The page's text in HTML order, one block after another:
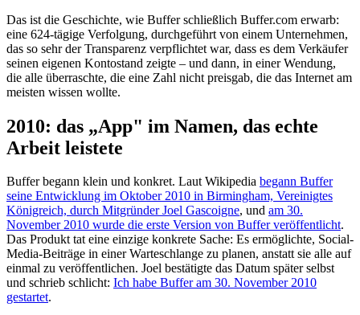
Das ist die Geschichte, wie Buffer schließlich Buffer.com erwarb:
eine 624-tägige Verfolgung, durchgeführt von einem Unternehmen,
das so sehr der Transparenz verpflichtet war, dass es dem Verkäufer
seinen eigenen Kontostand zeigte – und dann, in einer Wendung,
die alle überraschte, die eine Zahl nicht preisgab, die das Internet am
meisten wissen wollte.
2010: das „App" im Namen, das echte
Arbeit leistete
Buffer begann klein und konkret. Laut Wikipedia begann Buffer
seine Entwicklung im Oktober 2010 in Birmingham, Vereinigtes
Königreich, durch Mitgründer Joel Gascoigne, und am 30.
November 2010 wurde die erste Version von Buffer veröffentlicht.
Das Produkt tat eine einzige konkrete Sache: Es ermöglichte, Social-
Media-Beiträge in einer Warteschlange zu planen, anstatt sie alle auf
einmal zu veröffentlichen. Joel bestätigte das Datum später selbst
und schrieb schlicht: Ich habe Buffer am 30. November 2010
gestartet.